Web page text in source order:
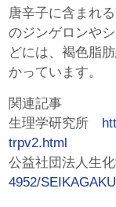
唐辛子に含まれ
のジンゲロンや
どには、褐色脂
かっています。
関連記事
生理学研究所
trpv2.html
公益社団法人生
4952/